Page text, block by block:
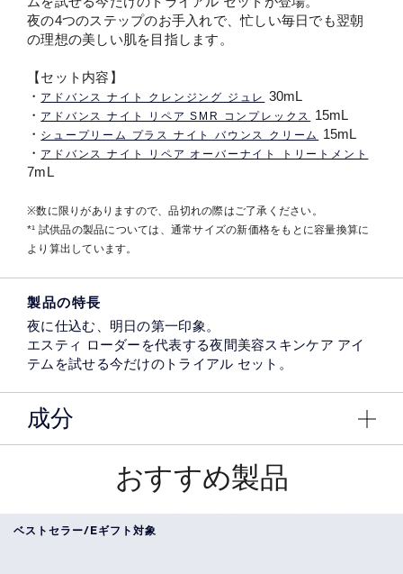
夜の4つのステップのお手入れで、忙しい毎日でも翌朝
の理想の美しい肌を目指します。
【セット内容】
・ アドバンス ナイト クレンジング ジュレ 30mL
・ アドバンス ナイト リペア SMR コンプレックス
15mL
・ シュープリーム プラス ナイト バウンス クリーム
15mL
・ アドバンス ナイト リペア オーバーナイト トリートメント
7mL
※数に限りがありますので、品切れの際はご了承ください。
*¹ 試供品の製品については、通常サイズの新価格をもとに容量換算に
より算出しています。
製品の特長
夜に仕込む、明日の第一印象。
エスティ ローダーを代表する夜間美容スキンケア アイ
テムを試せる今だけのトライアル セット。
成分
おすすめ製品
ベストセラー/Eギフト対象